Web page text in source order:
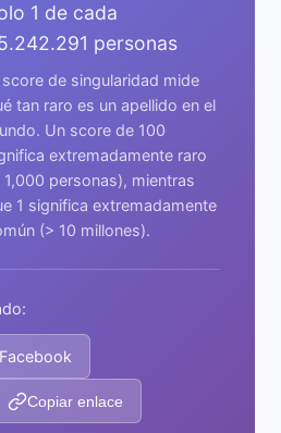
1 de cada
personas
score de singularidad mide
tan raro es un apellido en el
Un score de 100
extremadamente raro
1,000 personas), mientras
1 significa extremadamente
(> 10 millones).
Facebook
Copiar enlace